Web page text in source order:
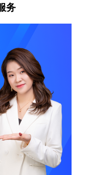
务